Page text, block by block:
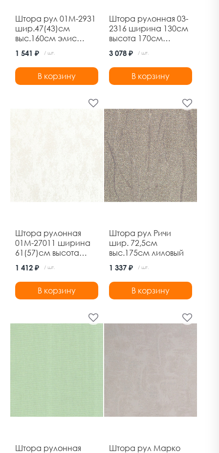
Штора рул 01М-2931
шир.47(43)см
выс.160см элис
1 541 ₽ / шт.
В корзину
Штора рулонная 03-
2316 ширина 130см
высота 170см
Дельфа
3 078 ₽ / шт.
В корзину
Штора рулонная
01М-27011 ширина
61(57)см высота
170см марс белый
Дельфа
1 412 ₽ / шт.
В корзину
Штора рул Ричи
шир. 72,5см
выс.175см лиловый
1 337 ₽ / шт.
В корзину
Штора рулонная
Штора рул Марко